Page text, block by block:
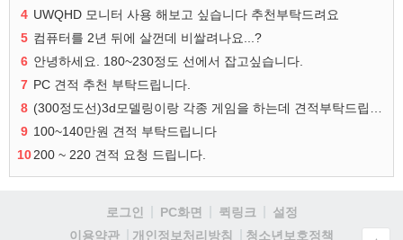
4 UWQHD 모니터 사용 해보고 싶습니다 추천부탁드려요
5 컴퓨터를 2년 뒤에 살껀데 비쌀려나요...?
6 안녕하세요. 180~230정도 선에서 잡고싶습니다.
7 PC 견적 추천 부탁드립니다.
8
(300정도선)3d모델링이랑 각종 게임을 하는데 견적부탁드립니다!300정도선
9 100~140만원 견적 부탁드립니다
10200 ~ 220 견적 요청 드립니다.
로그인 PC화면 퀵링크
설정
이용약관
개인정보처리방침 청소년보호정책